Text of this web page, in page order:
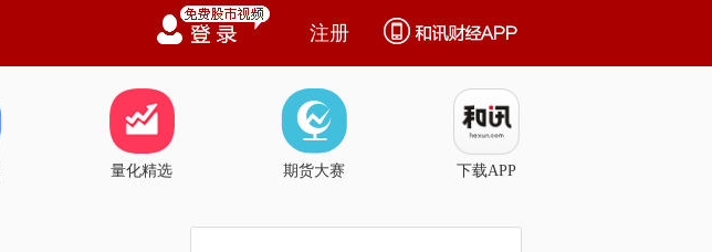
注册
量化精选 期货大赛 下载APP